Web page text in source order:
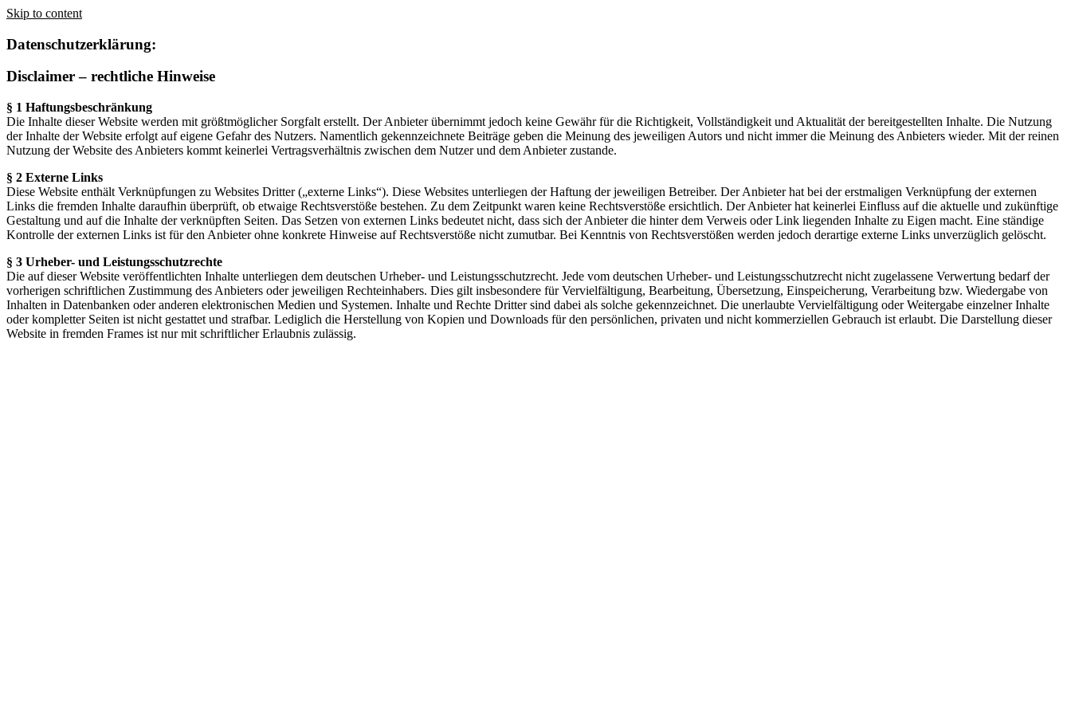
Skip to content
Datenschutzerklärung:
Disclaimer – rechtliche Hinweise
§ 1 Haftungsbeschränkung
Die Inhalte dieser Website werden mit größtmöglicher Sorgfalt erstellt. Der Anbieter übernimmt jedoch keine Gewähr für die Richtigkeit, Vollständigkeit und Aktualität der bereitgestellten Inhalte. Die Nutzung
der Inhalte der Website erfolgt auf eigene Gefahr des Nutzers. Namentlich gekennzeichnete Beiträge geben die Meinung des jeweiligen Autors und nicht immer die Meinung des Anbieters wieder. Mit der reinen
Nutzung der Website des Anbieters kommt keinerlei Vertragsverhältnis zwischen dem Nutzer und dem Anbieter zustande.
§ 2 Externe Links
Diese Website enthält Verknüpfungen zu Websites Dritter („externe Links“). Diese Websites unterliegen der Haftung der jeweiligen Betreiber. Der Anbieter hat bei der erstmaligen Verknüpfung der externen
Links die fremden Inhalte daraufhin überprüft, ob etwaige Rechtsverstöße bestehen. Zu dem Zeitpunkt waren keine Rechtsverstöße ersichtlich. Der Anbieter hat keinerlei Einfluss auf die aktuelle und zukünftige
Gestaltung und auf die Inhalte der verknüpften Seiten. Das Setzen von externen Links bedeutet nicht, dass sich der Anbieter die hinter dem Verweis oder Link liegenden Inhalte zu Eigen macht. Eine ständige
Kontrolle der externen Links ist für den Anbieter ohne konkrete Hinweise auf Rechtsverstöße nicht zumutbar. Bei Kenntnis von Rechtsverstößen werden jedoch derartige externe Links unverzüglich gelöscht.
§ 3 Urheber- und Leistungsschutzrechte
Die auf dieser Website veröffentlichten Inhalte unterliegen dem deutschen Urheber- und Leistungsschutzrecht. Jede vom deutschen Urheber- und Leistungsschutzrecht nicht zugelassene Verwertung bedarf der
vorherigen schriftlichen Zustimmung des Anbieters oder jeweiligen Rechteinhabers. Dies gilt insbesondere für Vervielfältigung, Bearbeitung, Übersetzung, Einspeicherung, Verarbeitung bzw. Wiedergabe von
Inhalten in Datenbanken oder anderen elektronischen Medien und Systemen. Inhalte und Rechte Dritter sind dabei als solche gekennzeichnet. Die unerlaubte Vervielfältigung oder Weitergabe einzelner Inhalte
oder kompletter Seiten ist nicht gestattet und strafbar. Lediglich die Herstellung von Kopien und Downloads für den persönlichen, privaten und nicht kommerziellen Gebrauch ist erlaubt. Die Darstellung dieser
Website in fremden Frames ist nur mit schriftlicher Erlaubnis zulässig.